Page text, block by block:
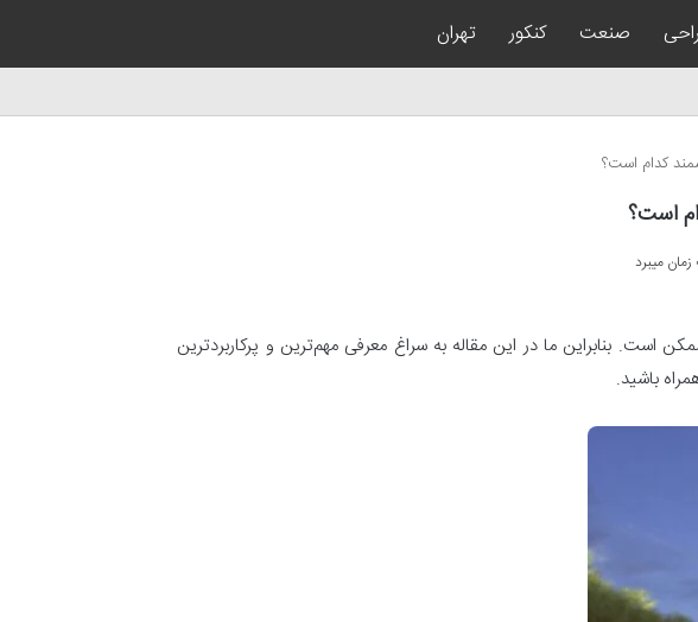
صنعت کنکور تهران
کدام است؟
است؟
بنابراین ما در این مقاله به سراغ معرفی مهم‌ترین و پرکاربردترین
باشید.